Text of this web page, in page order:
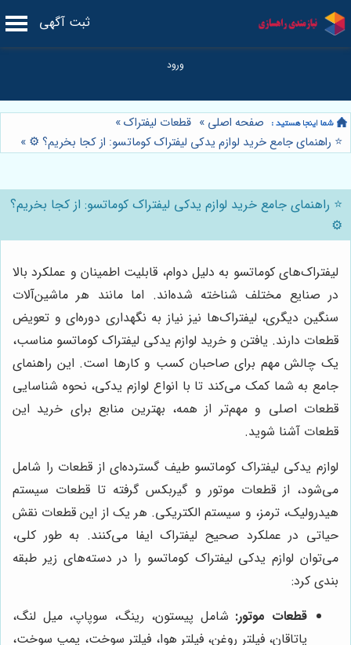
ثبت آگهی
صفحه اصلی » قطعات لیفتراک»
⭐️ راهنمای جامع خرید لوازم یدکی لیفتراک کوماتسو: از کجا بخریم؟ ⚙️ »
⭐️ راهنمای جامع خرید لوازم یدکی لیفتراک کوماتسو: از کجا بخریم؟
⚙️
لیفتراک‌های کوماتسو به دلیل دوام، قابلیت اطمینان و عملکرد بالا
در صنایع مختلف شناخته شده‌اند. اما مانند هر ماشین‌آلات
سنگین دیگری، لیفتراک‌ها نیز نیاز به نگهداری دوره‌ای و تعویض
قطعات دارند. یافتن و خرید لوازم یدکی لیفتراک کوماتسو مناسب،
یک چالش مهم برای صاحبان کسب و کارها است. این راهنمای
جامع به شما کمک می‌کند تا با انواع لوازم یدکی، نحوه شناسایی
قطعات اصلی و مهم‌تر از همه، بهترین منابع برای خرید این
قطعات آشنا شوید.
لوازم یدکی لیفتراک کوماتسو طیف گسترده‌ای از قطعات را شامل
می‌شود، از قطعات موتور و گیربکس گرفته تا قطعات سیستم
هیدرولیک، ترمز، و سیستم الکتریکی. هر یک از این قطعات نقش
حیاتی در عملکرد صحیح لیفتراک ایفا می‌کنند. به طور کلی،
می‌توان لوازم یدکی لیفتراک کوماتسو را در دسته‌های زیر طبقه
بندی کرد:
قطعات موتور: شامل پیستون، رینگ، سوپاپ، میل لنگ،
یاتاقان، فیلتر روغن، فیلتر هوا، فیلتر سوخت، پمپ سوخت،